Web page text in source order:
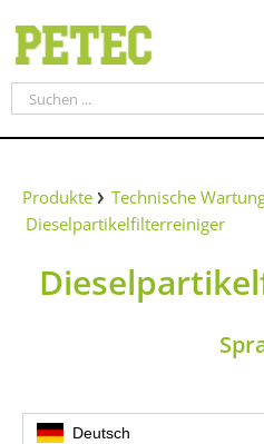
Inhalt
springen
Suche
nach:
Produkte Technische
Dieselpartikelfilterreiniger
Deutsch